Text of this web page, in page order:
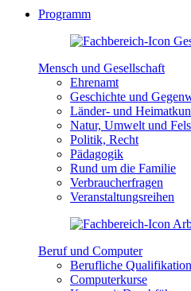
Programm
Mensch und Gesellschaft
Ehrenamt
Geschichte und
Länder- und
Natur, Umwelt und
Politik, Recht
Pädagogik
Rund um die Familie
Verbraucherfragen
Veranstaltungsreihen
Beruf und Computer
Berufliche Qualifikation
Computerkurse